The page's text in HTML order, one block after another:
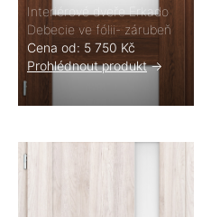
Interiérové dveře Erkado
Debecie ve fólii- zárubeň
Cena od: 5 750 Kč
Prohlédnout produkt->